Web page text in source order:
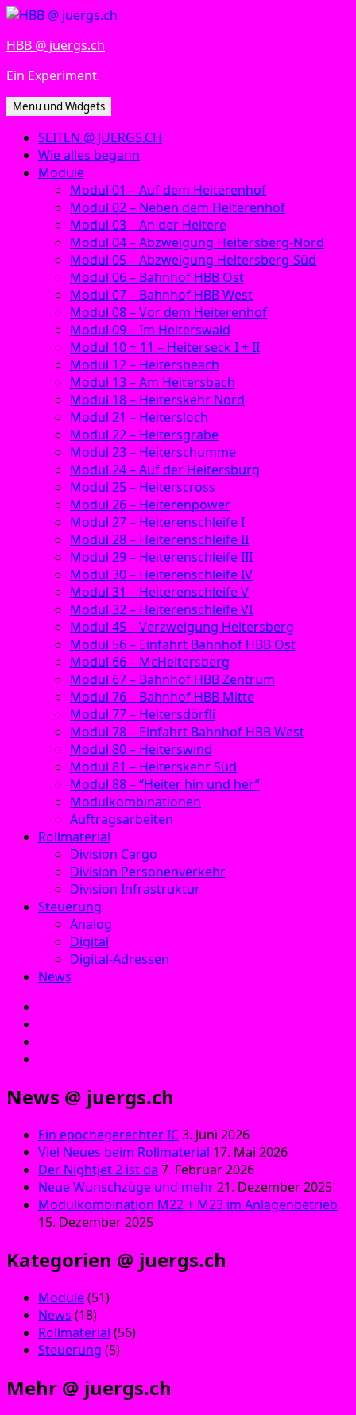
Zum
springen
HBB @ juergs.ch
Ein Experiment.
Menü und Widgets
SEITEN @ JUERGS.CH
Wie alles begann
Module
Modul 01 – Auf dem Heiterenhof
Modul 02 – Neben dem Heiterenhof
Modul 03 – An der Heitere
Modul 04 – Abzweigung Heitersberg-Nord
Modul 05 – Abzweigung Heitersberg-Süd
Modul 06 – Bahnhof HBB Ost
Modul 07 – Bahnhof HBB West
Modul 08 – Vor dem Heiterenhof
Modul 09 – Im Heiterswald
Modul 10 + 11 – Heiterseck I + II
Modul 12 – Heitersbeach
Modul 13 – Am Heitersbach
Modul 18 – Heiterskehr Nord
Modul 21 – Heitersloch
Modul 22 – Heitersgrabe
Modul 23 – Heiterschumme
Modul 24 – Auf der Heitersburg
Modul 25 – Heiterscross
Modul 26 – Heiterenpower
Modul 27 – Heiterenschleife I
Modul 28 – Heiterenschleife II
Modul 29 – Heiterenschleife III
Modul 30 – Heiterenschleife IV
Modul 31 – Heiterenschleife V
Modul 32 – Heiterenschleife VI
Modul 45 – Verzweigung Heitersberg
Modul 56 – Einfahrt Bahnhof HBB Ost
Modul 66 – McHeitersberg
Modul 67 – Bahnhof HBB Zentrum
Modul 76 – Bahnhof HBB Mitte
Modul 77 – Heitersdörfli
Modul 78 – Einfahrt Bahnhof HBB West
Modul 80 – Heiterswind
Modul 81 – Heiterskehr Süd
Modul 88 – “Heiter hin und her”
Modulkombinationen
Auftragsarbeiten
Rollmaterial
Division Cargo
Division Personenverkehr
Division Infrastruktur
Steuerung
Analog
Digital
Digital-Adressen
News
News @ juergs.ch
Ein epochegerechter IC3. Juni 2026
Viel Neues beim Rollmaterial 17. Mai 2026
Der Nightjet 2 ist da 7. Februar 2026
Neue Wunschzüge und mehr21. Dezember 2025
Modulkombination M22 + M23 im Anlagenbetrieb
15. Dezember 2025
Kategorien @ juergs.ch
Module(51)
News (18)
Rollmaterial (56)
Steuerung (5)
Mehr @ juergs.ch